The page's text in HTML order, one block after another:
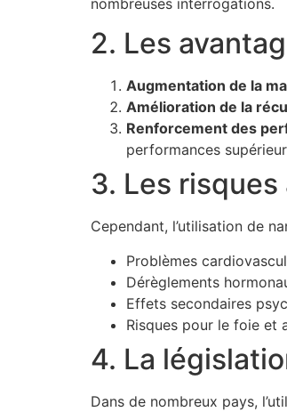
2. Les
Augmentation de la
Amélioration de la
Renforcement des
performances
3. Les
Cependant, l’utilisation de
Problèmes
Dérèglements
Effets secondaires
Risques pour le foie et
4. La
Dans de nombreux pays,